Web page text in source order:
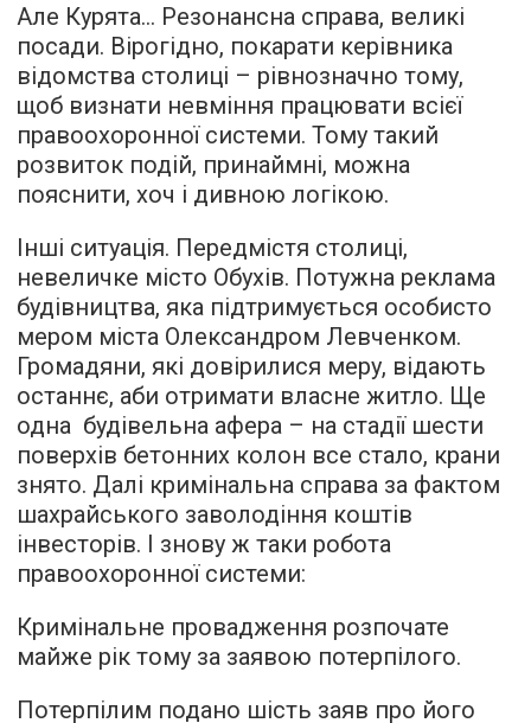
Але Курята… Резонансна справа, великі
посади. Вірогідно, покарати керівника
відомства столиці – рівнозначно тому,
щоб визнати невміння працювати всієї
правоохоронної системи. Тому такий
розвиток подій, принаймні, можна
пояснити, хоч і дивною логікою.
Інші ситуація. Передмістя столиці,
невеличке місто Обухів. Потужна реклама
будівництва, яка підтримується особисто
мером міста Олександром Левченком.
Громадяни, які довірилися меру, відають
останнє, аби отримати власне житло. Ще
одна будівельна афера – на стадії шести
поверхів бетонних колон все стало, крани
знято. Далі кримінальна справа за фактом
шахрайського заволодіння коштів
інвесторів. І знову ж таки робота
правоохоронної системи:
Кримінальне провадження розпочате
майже рік тому за заявою потерпілого.
Потерпілим подано шість заяв про його